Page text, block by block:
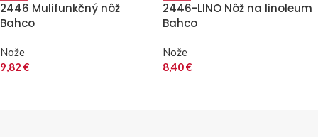
2446 Mulifunkčný nôž
Bahco
Nože
9,82 €
2446-LINO Nôž na linoleum
Bahco
Nože
8,40€